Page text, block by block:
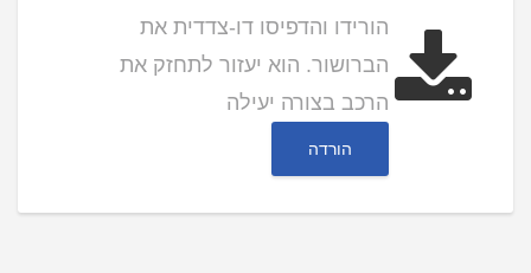
הורידו והדפיסו דו-צדדית את
הברושור. הוא יעזור לתחזק את
הרכב בצורה יעילה
הורדה